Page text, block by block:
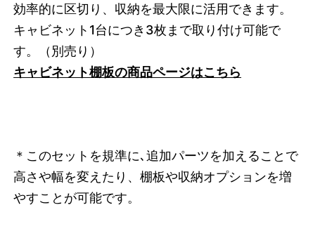
効率的に区切り、収納を最大限に活用できます。
キャビネット1台につき3枚まで取り付け可能で
す。
（別売り）
キャビネット棚板の商品ページはこちら
＊このセットを規準に､追加パーツを加えることで
高さや幅を変えたり、棚板や収納オプションを増
やすことが可能です。